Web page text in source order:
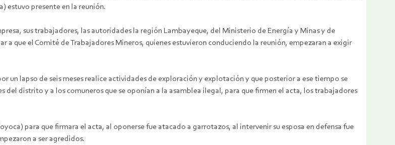
estuvo presente en la reunión.
sus trabajadores, las autoridades la región Lambayeque, del Ministerio de Energía y Minas y de
que el Comité de Trabajadores Mineros, quienes estuvieron conduciendo la reunión, empezaran a exigir
un lapso de seis meses realice actividades de exploración y explotación y que posterior a ese tiempo se
distrito y a los comuneros que se oponían a la asamblea ilegal, para que firmen el acta, los trabajadores
para que firmara el acta, al oponerse fue atacado a garrotazos, al intervenir su esposa en defensa fue
a ser agredidos.